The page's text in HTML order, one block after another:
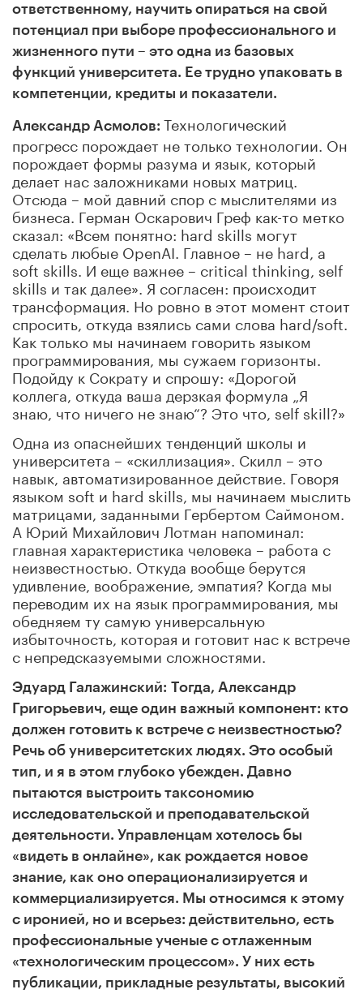
ответственному, научить опираться на свой
потенциал при выборе профессионального и
жизненного пути – это одна из базовых
функций университета. Ее трудно упаковать в
компетенции, кредиты и показатели.
Александр Асмолов: Технологический
прогресс порождает не только технологии. Он
порождает формы разума и язык, который
делает нас заложниками новых матриц.
Отсюда – мой давний спор с мыслителями из
бизнеса. Герман Оскарович Греф как-то метко
сказал: «Всем понятно: hard skills могут
сделать любые OpenAI. Главное – не hard, а
soft skills. И еще важнее – critical thinking, self
skills и так далее». Я согласен: происходит
трансформация. Но ровно в этот момент стоит
спросить, откуда взялись сами слова hard/soft.
Как только мы начинаем говорить языком
программирования, мы сужаем горизонты.
Подойду к Сократу и спрошу: «Дорогой
коллега, откуда ваша дерзкая формула „Я
знаю, что ничего не знаю“? Это что, self skill?»
Одна из опаснейших тенденций школы и
университета – «скиллизация». Скилл – это
навык, автоматизированное действие. Говоря
языком soft и hard skills, мы начинаем мыслить
матрицами, заданными Гербертом Саймоном.
А Юрий Михайлович Лотман напоминал:
главная характеристика человека – работа с
неизвестностью. Откуда вообще берутся
удивление, воображение, эмпатия? Когда мы
переводим их на язык программирования, мы
обедняем ту самую универсальную
избыточность, которая и готовит нас к встрече
с непредсказуемыми сложностями.
Эдуард Галажинский: Тогда, Александр
Григорьевич, еще один важный компонент: кто
должен готовить к встрече с неизвестностью?
Речь об университетских людях. Это особый
тип, и я в этом глубоко убежден. Давно
пытаются выстроить таксономию
исследовательской и преподавательской
деятельности. Управленцам хотелось бы
«видеть в онлайне», как рождается новое
знание, как оно операционализируется и
коммерциализируется. Мы относимся к этому
с иронией, но и всерьез: действительно, есть
профессиональные ученые с отлаженным
«технологическим процессом». У них есть
публикации, прикладные результаты, высокий